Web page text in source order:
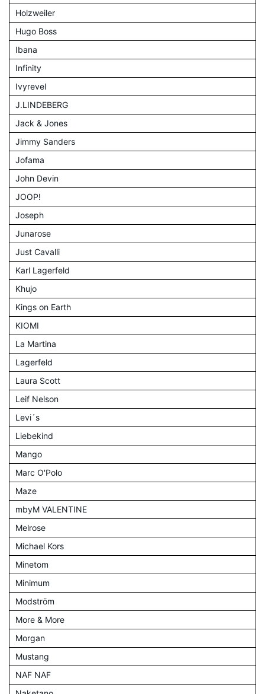
Holzweiler
Hugo Boss
Ibana
Infinity
Ivyrevel
J.LINDEBERG
Jack & Jones
Jimmy Sanders
Jofama
John Devin
JOOP!
Joseph
Junarose
Just Cavalli
Karl Lagerfeld
Khujo
Kings on Earth
KIOMI
La Martina
Lagerfeld
Laura Scott
Leif Nelson
Levi´s
Liebekind
Mango
Marc O'Polo
Maze
mbyM VALENTINE
Melrose
Michael Kors
Minetom
Minimum
Modström
More & More
Morgan
Mustang
NAF NAF